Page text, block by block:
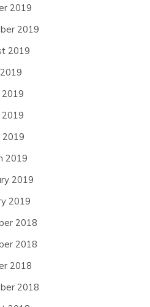
2019
2019
2019
2019
2019
2019
2019
2019
2018
2018
2018
2018